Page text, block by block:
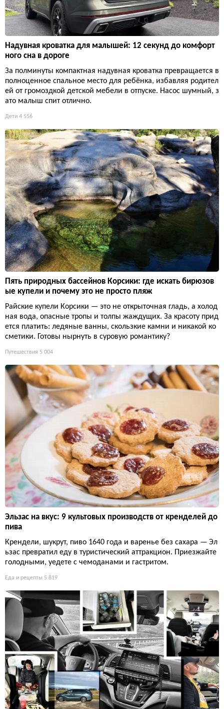
Надувная кроватка для малышей: 12 секунд до комфорт
ного сна в дороге
За полминуты компактная надувная кроватка превращается в
полноценное спальное место для ребёнка, избавляя родител
ей от громоздкой детской мебели в отпуске. Насос шумный, з
ато малыш спит отлично.
Дети 4 556
Пять природных бассейнов Корсики: где искать бирюзов
ые купели и почему это не просто пляж
Райские купели Корсики — это не открыточная гладь, а холод
ная вода, опасные тропы и толпы жаждущих. За красоту прид
ется платить: ледяные ванны, скользкие камни и никакой ко
сметики. Готовы нырнуть в суровую романтику?
Путешествия 5 004
Эльзас на вкус: 9 культовых производств от кренделей до
пива
Крендели, шукрут, пиво 1640 года и варенье без сахара — Эл
ьзас превратил еду в туристический аттракцион. Приезжайте
голодными, уедете с чемоданами и гастритом.
Еда и рецепты 5 819